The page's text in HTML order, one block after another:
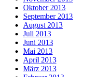
Oktober 2013
September 2013
August 2013
Juli 2013
Juni 2013
Mai 2013
April 2013
März 2013